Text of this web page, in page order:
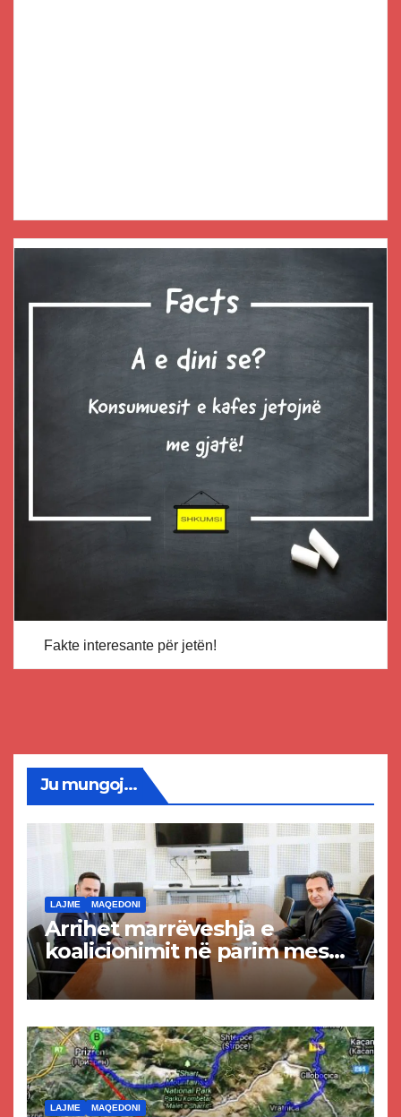
Fakte interesante për jetën!
Ju mungoj...
LAJME MAQEDONI
Arrihet marrëveshja e
koalicionimit në parim mes
Kurtit dhe Abdixhikut
LAJME MAQEDONI